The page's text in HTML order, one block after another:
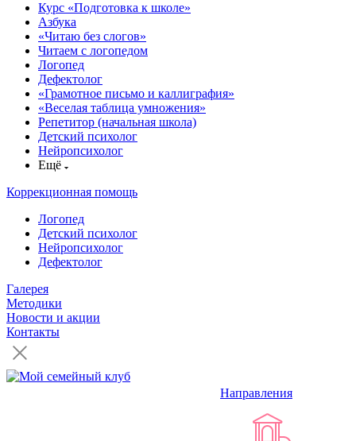
Курс «Подготовка к школе»
Азбука
«Читаю без слогов»
Читаем с логопедом
Логопед
Дефектолог
«Грамотное письмо и каллиграфия»
«Веселая таблица умножения»
Репетитор (начальная школа)
Детский психолог
Нейропсихолог
Ещё
Коррекционная помощь
Логопед
Детский психолог
Нейропсихолог
Дефектолог
Галерея
Методики
Новости и акции
Контакты
Направления